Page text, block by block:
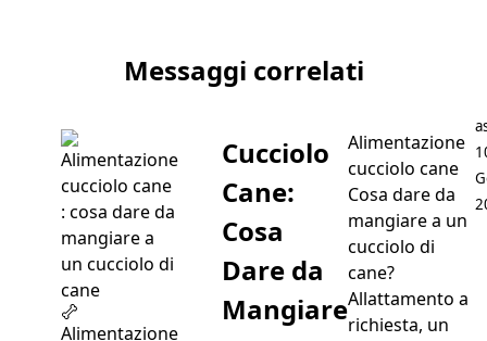
Messaggi correlati
Alimentazione
Cucciolo
Cane:
Cosa
Dare da
Mangiare
Alimentazione
cucciolo cane
Cosa dare da
mangiare a un
cucciolo di
cane?
Allattamento a
richiesta, un